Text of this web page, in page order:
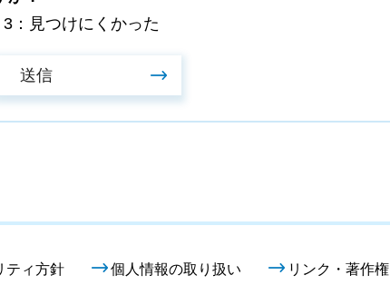
3：見つけにくかった
ティ方針 個人情報の取り扱い リンク・著作権